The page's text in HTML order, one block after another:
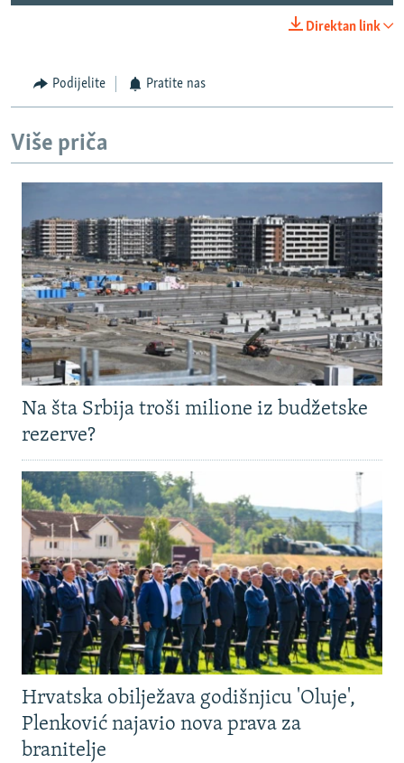
Direktan link
Podijelite Pratite nas
Više priča
Na šta Srbija troši milione iz budžetske
rezerve?
Hrvatska obilježava godišnjicu 'Oluje',
Plenković najavio nova prava za
branitelje